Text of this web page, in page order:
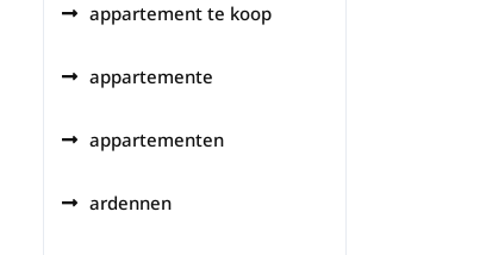
appartement te koop
appartemente
appartementen
ardennen